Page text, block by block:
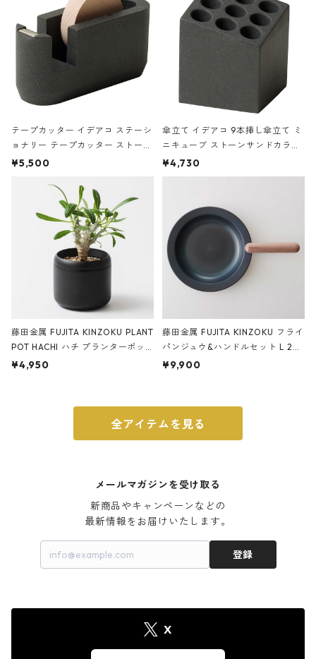
テープカッター イデアコ ステーシ
ョナリー テープカッター ストーン
サンドカラー 石調 ideaco Station
¥5,500
傘立て イデアコ 9本挿し傘立て ミ
ニキューブ ストーンサンドカラー
石調 ideaco Umbrella Stand CUB
E ストーンサンドブラック
¥4,730
藤田金属 FUJITA KINZOKU PLANT
POT HACHI ハチ プランターポッ
ト 3号 ブラック
¥4,950
藤田金属 FUJITA KINZOKU フライ
パンジュウ&ハンドルセット L 24c
m ガス火・IH対応 鉄フライパン
¥9,900
全アイテムを見る
メールマガジンを受け取る
新商品やキャンペーンなどの
最新情報をお届けいたします。
登録
X